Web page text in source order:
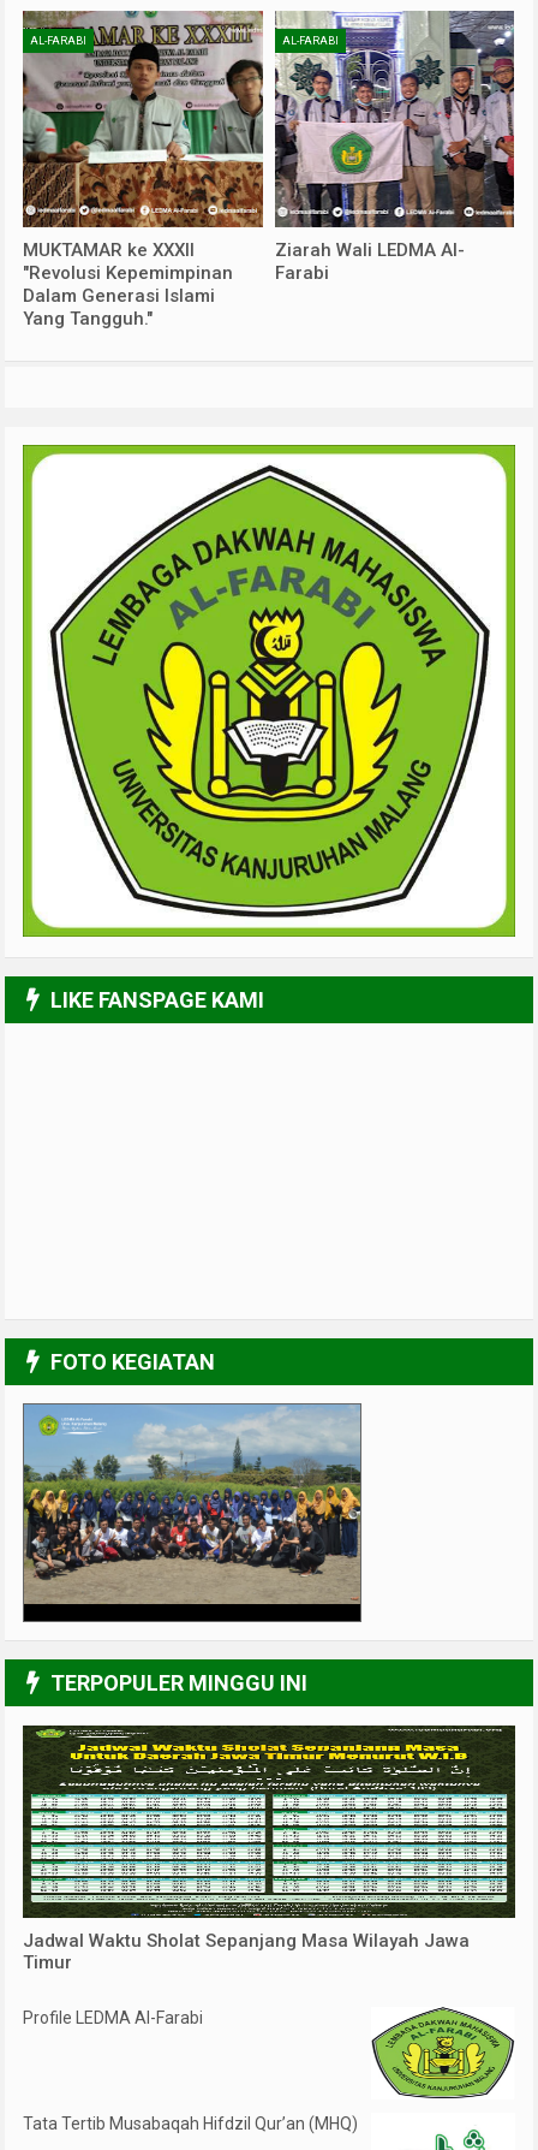
AL-FARABI
MUKTAMAR ke XXXII
"Revolusi Kepemimpinan
Dalam Generasi Islami
Yang Tangguh."
AL-FARABI
Ziarah Wali LEDMA Al-
Farabi
LIKE FANSPAGE KAMI
FOTO KEGIATAN
TERPOPULER MINGGU INI
Jadwal Waktu Sholat Sepanjang Masa Wilayah Jawa
Timur
Profile LEDMA Al-Farabi
Tata Tertib Musabaqah Hifdzil Qur’an (MHQ)